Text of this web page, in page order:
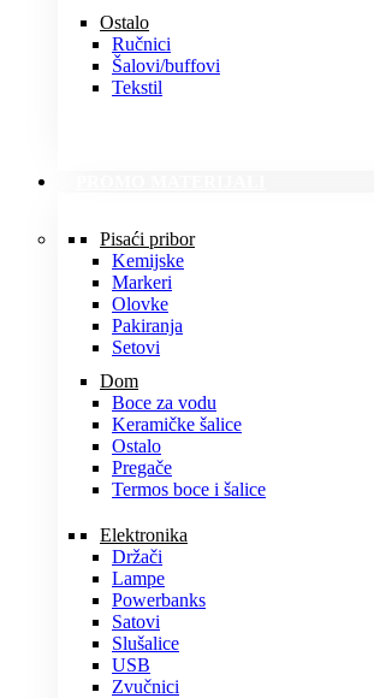
Ostalo
Ručnici
Šalovi/buffovi
Tekstil
Pisaći pribor
Kemijske
Markeri
Olovke
Pakiranja
Setovi
Dom
Boce za vodu
Keramičke šalice
Ostalo
Pregače
Termos boce i šalice
Elektronika
Držači
Lampe
Powerbanks
Satovi
Slušalice
USB
Zvučnici